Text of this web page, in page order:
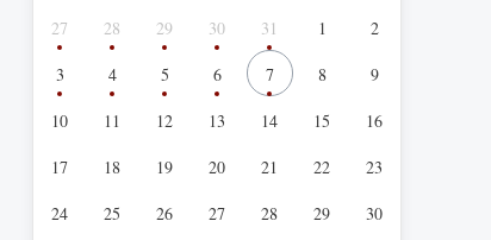
27 28 29 30 31 1 2
3 4 5 6 7 8 9
10 11 12 13 14 15 16
17 18 19 20 21 22 23
24 25 26 27 28 29 30